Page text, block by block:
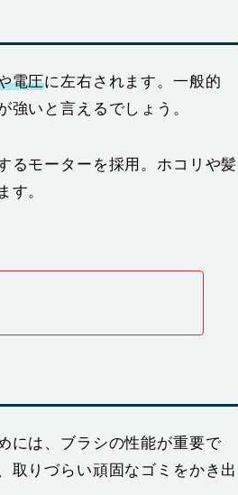
電圧に左右されます。一般的
いと言えるでしょう。
るモーターを採用。ホコリや髪
す。
には、ブラシの性能が重要で
取りづらい頑固なゴミをかき出